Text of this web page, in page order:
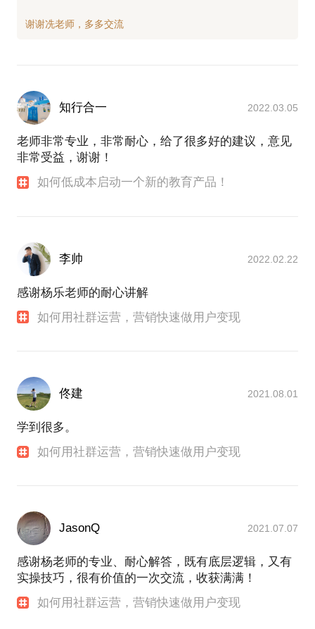
知行合一 2022.03.05
老师非常专业，非常耐心，给了很多好的建议，意见
非常受益，谢谢！
如何低成本启动一个新的教育产品！
李帅 2022.02.22
感谢杨乐老师的耐心讲解
如何用社群运营，营销快速做用户变现
佟建 2021.08.01
学到很多。
如何用社群运营，营销快速做用户变现
JasonQ 2021.07.07
感谢杨老师的专业、耐心解答，既有底层逻辑，又有
实操技巧，很有价值的一次交流，收获满满！
如何用社群运营，营销快速做用户变现